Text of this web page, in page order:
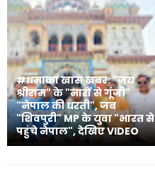
#धमाका खास खबर: "जय
श्रीराम" के "नारों से गूंजी"
"नेपाल की धरती", जब
"शिवपुरी" MP के युवा "भारत से
पहुंचे नेपाल", देखिए VIDEO